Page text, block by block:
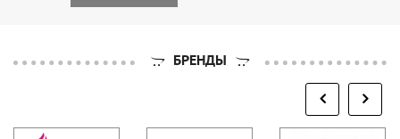
БРЕНДЫ